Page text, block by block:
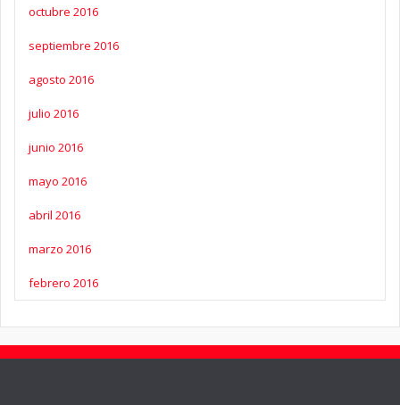
octubre 2016
septiembre 2016
agosto 2016
julio 2016
junio 2016
mayo 2016
abril 2016
marzo 2016
febrero 2016